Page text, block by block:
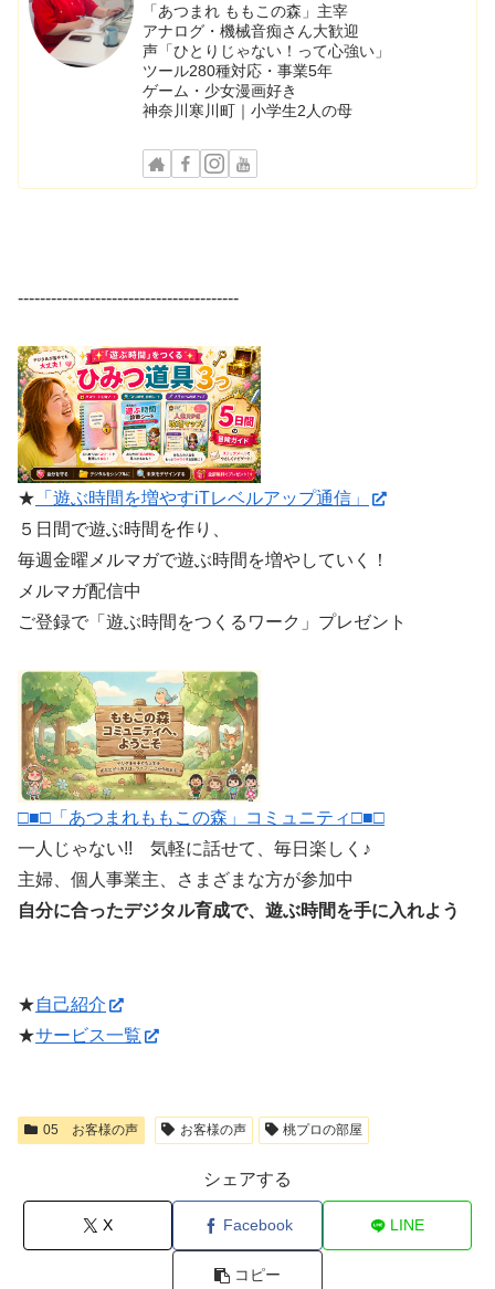
「あつまれ ももこの森」主宰
アナログ・機械音痴さん大歓迎
声「ひとりじゃない！って心強い」
ツール280種対応・事業5年
ゲーム・少女漫画好き
神奈川寒川町｜小学生2人の母
----------------------------------------
★ 「遊ぶ時間を増やすiTレベルアップ通信」
５日間で遊ぶ時間を作り、
毎週金曜メルマガで遊ぶ時間を増やしていく！
メルマガ配信中
ご登録で「遊ぶ時間をつくるワーク」プレゼント
□■□「あつまれももこの森」コミュニティ□■□
一人じゃない!! 気軽に話せて、毎日楽しく♪
主婦、個人事業主、さまざまな方が参加中
自分に合ったデジタル育成で、遊ぶ時間を手に入れよう
★自己紹介
★サービス一覧
05 お客様の声 お客様の声 桃プロの部屋
シェアする
X Facebook LINE
コピー